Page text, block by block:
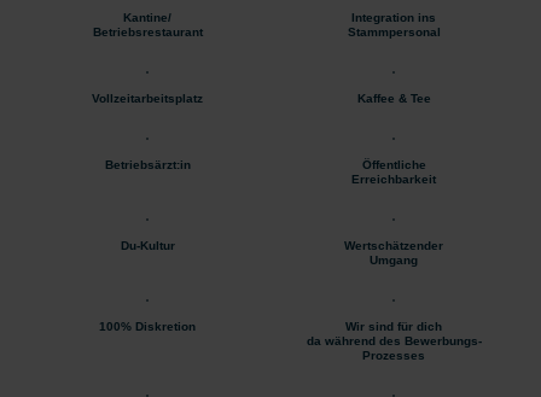
Kantine/
Betriebsrestaurant
Integration ins
Stammpersonal
Vollzeitarbeitsplatz Kaffee & Tee
Betriebsärzt:in
Öffentliche
Erreichbarkeit
Du-Kultur
Wertschätzender
Umgang
100% Diskretion
Wir sind für dich
da während des Bewerbungs-
Prozesses